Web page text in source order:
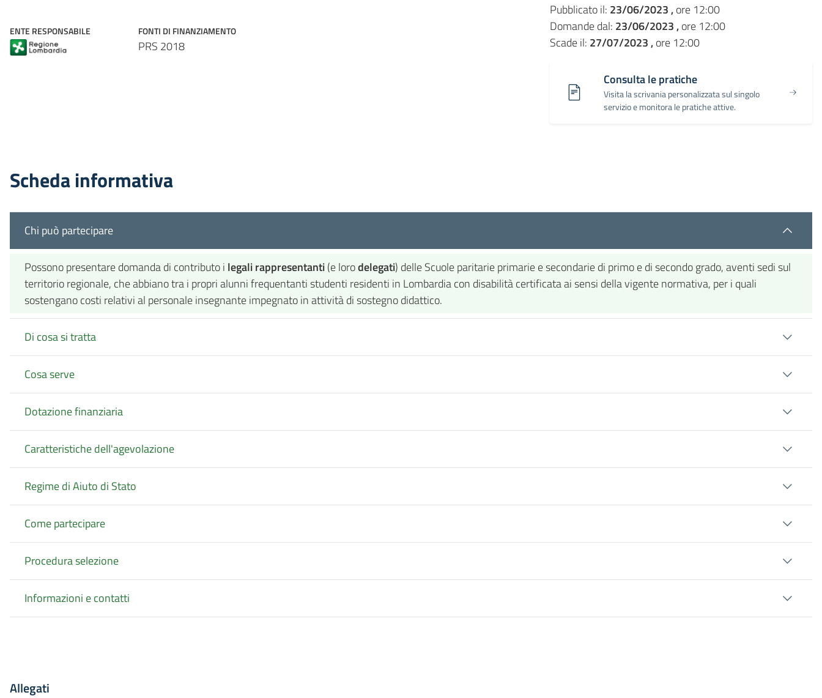
ENTE RESPONSABILE FONTI DI FINANZIAMENTO
PRS 2018
Pubblicato il: 23/06/2023 ,ore 12:00
Domande dal: 23/06/2023 ,ore 12:00
Scade il: 27/07/2023 ,ore 12:00
Consulta le pratiche
Visita la scrivania personalizzata sul singolo
servizio e monitora le pratiche attive.
Scheda informativa
Chi può partecipare
Possono presentare domanda di contributo i legali rappresentanti(e lorodelegati) delle Scuole paritarie primarie e secondarie di primo e di secondo grado, aventi sedi sul
territorio regionale, che abbiano tra i propri alunni frequentanti studenti residenti in Lombardia con disabilità certificata ai sensi della vigente normativa, per i quali
sostengano costi relativi al personale insegnante impegnato in attività di sostegno didattico.
Di cosa si tratta
Cosa serve
Dotazione finanziaria
Caratteristiche dell'agevolazione
Regime di Aiuto di Stato
Come partecipare
Procedura selezione
Informazioni e contatti
Allegati